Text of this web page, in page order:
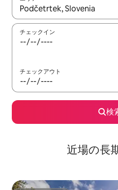
検索結果が表示されたら、上
チェックイン
チェックアウト
検
近場の長